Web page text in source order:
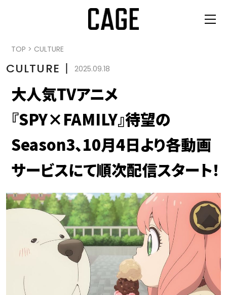
TOP > CULTURE
CULTURE 丨 2025.09.18
大人気TVアニメ
『SPY×FAMILY』待望の
Season3、10月4日より各動画
サービスにて順次配信スタート！